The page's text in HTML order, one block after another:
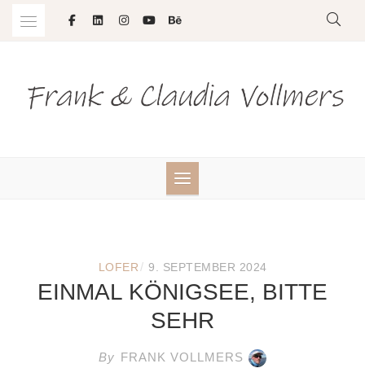
LOFER / 9. SEPTEMBER 2024
EINMAL KÖNIGSEE, BITTE
SEHR
By FRANK VOLLMERS